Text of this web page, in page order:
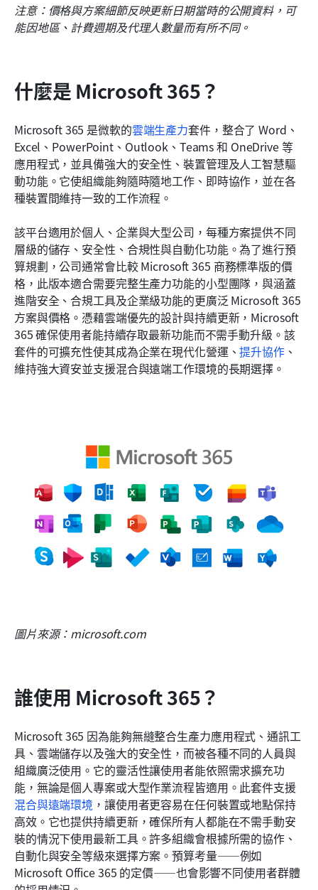
注意：價格與方案細節反映更新日期當時的公開資料，可
能因地區、計費週期及代理人數量而有所不同。
什麼是 Microsoft 365？
Microsoft 365 是微軟的雲端生產力套件，整合了 Word、
Excel、PowerPoint、Outlook、Teams 和 OneDrive 等
應用程式，並具備強大的安全性、裝置管理及人工智慧驅
動功能。它使組織能夠隨時隨地工作、即時協作，並在各
種裝置間維持一致的工作流程。
該平台適用於個人、企業與大型公司，每種方案提供不同
層級的儲存、安全性、合規性與自動化功能。為了進行預
算規劃，公司通常會比較 Microsoft 365 商務標準版的價
格，此版本適合需要完整生產力功能的小型團隊，與涵蓋
進階安全、合規工具及企業級功能的更廣泛 Microsoft 365
方案與價格。憑藉雲端優先的設計與持續更新，Microsoft
365 確保使用者能持續存取最新功能而不需手動升級。該
套件的可擴充性使其成為企業在現代化營運、提升協作、
維持強大資安並支援混合與遠端工作環境的長期選擇。
圖片來源：microsoft.com
誰使用 Microsoft 365？
Microsoft 365 因為能夠無縫整合生產力應用程式、通訊工
具、雲端儲存以及強大的安全性，而被各種不同的人員與
組織廣泛使用。它的靈活性讓使用者能依照需求擴充功
能，無論是個人專案或大型作業流程皆適用。此套件支援
混合與遠端環境 ，讓使用者更容易在任何裝置或地點保持
高效。它也提供持續更新，確保所有人都能在不需手動安
裝的情況下使用最新工具。許多組織會根據所需的協作、
自動化與安全等級來選擇方案。預算考量——例如
Microsoft Office 365 的定價——也會影響不同使用者群體